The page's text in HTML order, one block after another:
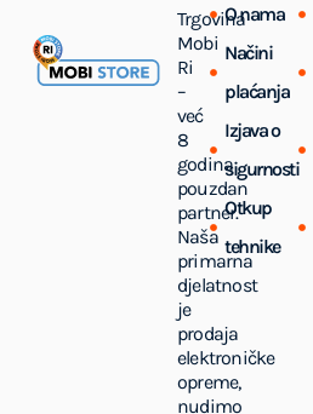
Trgovina
Mobi
Ri
–
već
8
godina
pouzdan
partner.
Naša
primarna
djelatnost
je
prodaja
elektroničke
opreme,
nudimo
O nama
Načini
plaćanja
Izjava o
sigurnosti
Otkup
tehnike